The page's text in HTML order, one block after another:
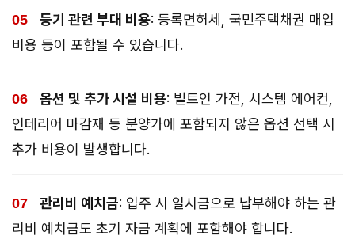
등기 관련 부대 비용: 등록면허세, 국민주택채권 매입
비용 등이 포함될 수 있습니다.
옵션 및 추가 시설 비용: 빌트인 가전, 시스템 에어컨,
인테리어 마감재 등 분양가에 포함되지 않은 옵션 선택 시
추가 비용이 발생합니다.
관리비 예치금: 입주 시 일시금으로 납부해야 하는 관
리비 예치금도 초기 자금 계획에 포함해야 합니다.